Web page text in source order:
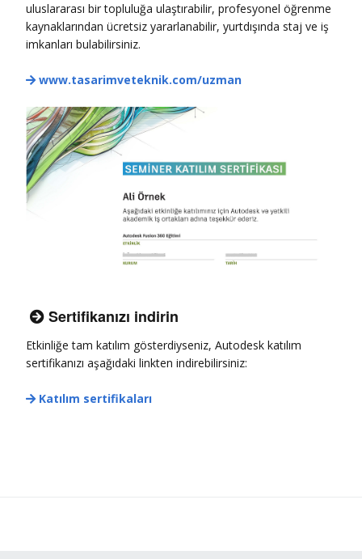
uluslararası bir topluluğa ulaştırabilir, profesyonel öğrenme
kaynaklarından ücretsiz yararlanabilir, yurtdışında staj ve iş
imkanları bulabilirsiniz.
 www.tasarimveteknik.com/uzman
 Sertifikanızı indirin
Etkinliğe tam katılım gösterdiyseniz, Autodesk katılım
sertifikanızı aşağıdaki linkten indirebilirsiniz:
 Katılım sertifikaları